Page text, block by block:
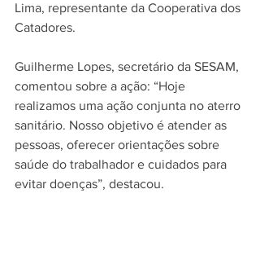
Lima, representante da Cooperativa dos
Catadores.
Guilherme Lopes, secretário da SESAM,
comentou sobre a ação: “Hoje
realizamos uma ação conjunta no aterro
sanitário. Nosso objetivo é atender as
pessoas, oferecer orientações sobre
saúde do trabalhador e cuidados para
evitar doenças”, destacou.